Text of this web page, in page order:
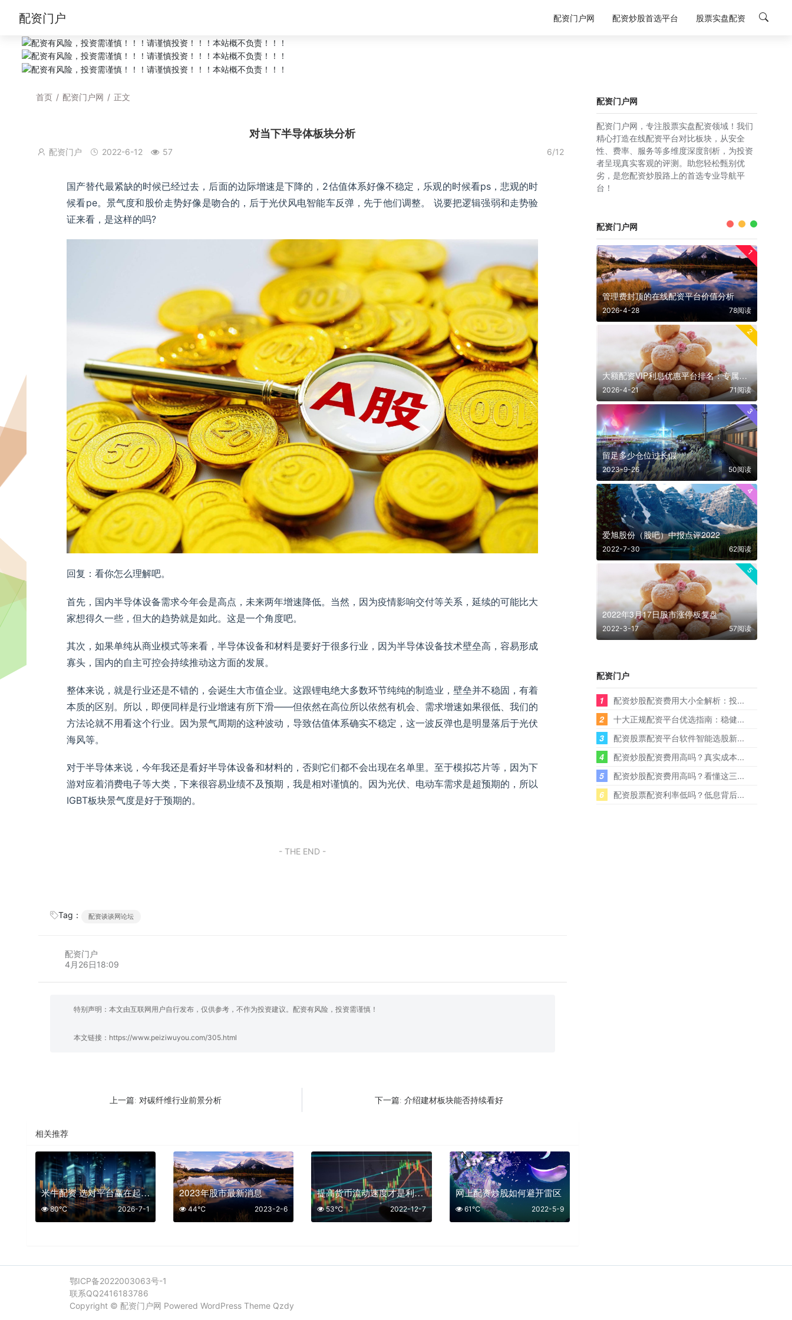
配资门户 配资门户网 配资炒股首选平台 股票实盘配资
首页 / 配资门户网 / 正文
对当下半导体板块分析
配资门户 2022-6-12 57 6/12
国产替代最紧缺的时候已经过去，后面的边际增速是下降的，2估值体系好像不稳定，乐观的时候看ps，悲观的时
候看pe。景气度和股价走势好像是吻合的，后于光伏风电智能车反弹，先于他们调整。 说要把逻辑强弱和走势验
证来看，是这样的吗?
回复：看你怎么理解吧。
首先，国内半导体设备需求今年会是高点，未来两年增速降低。当然，因为疫情影响交付等关系，延续的可能比大
家想得久一些，但大的趋势就是如此。这是一个角度吧。
其次，如果单纯从商业模式等来看，半导体设备和材料是要好于很多行业，因为半导体设备技术壁垒高，容易形成
寡头，国内的自主可控会持续推动这方面的发展。
整体来说，就是行业还是不错的，会诞生大市值企业。这跟锂电绝大多数环节纯纯的制造业，壁垒并不稳固，有着
本质的区别。所以，即便同样是行业增速有所下滑——但依然在高位所以依然有机会、需求增速如果很低、我们的
方法论就不用看这个行业。因为景气周期的这种波动，导致估值体系确实不稳定，这一波反弹也是明显落后于光伏
海风等。
对于半导体来说，今年我还是看好半导体设备和材料的，否则它们都不会出现在名单里。至于模拟芯片等，因为下
游对应着消费电子等大类，下来很容易业绩不及预期，我是相对谨慎的。因为光伏、电动车需求是超预期的，所以
IGBT板块景气度是好于预期的。
- THE END -
Tag： 配资谈谈网论坛
配资门户
4月26日18:09
特别声明：本文由互联网用户自行发布，仅供参考，不作为投资建议。配资有风险，投资需谨慎！
本文链接： https://www.peiziwuyou.com/305.html
上一篇: 对碳纤维行业前景分析 下一篇: 介绍建材板块能否持续看好
相关推荐
米牛配资 选对平台赢在起跑线
2026-7-1
80℃
2023年股市最新消息
2023-2-6
44℃
提高货币流动速度才是利好股市
2022-12-7
53℃
网上配资炒股如何避开雷区
2022-5-9
61℃
配资门户网
配资门户网，专注股票实盘配资领域！我们
精心打造在线配资平台对比板块，从安全
性、费率、服务等多维度深度剖析，为投资
者呈现真实客观的评测。助您轻松甄别优
劣，是您配资炒股路上的首选专业导航平
台！
配资门户网
1
管理费封顶的在线配资平台价值分析
2026-4-28 78阅读
2
大额配资VIP利息优惠平台排名：专属通道与深度折扣
2026-4-21 71阅读
3
​留足多少仓位过长假
2023-9-26 50阅读
4
爱旭股份（股吧）中报点评2022
2022-7-30 62阅读
5
2022年3月17日股市涨停板复盘
2022-3-17 57阅读
配资门户
1
配资炒股配资费用大小全解析：投...
2
十大正规配资平台优选指南：稳健...
3
配资股票配资平台软件智能选股新...
4
配资炒股配资费用高吗？真实成本...
5
配资炒股配资费用高吗？看懂这三...
6
配资股票配资利率低吗？低息背后...
鄂ICP备2022003063号-1
联系QQ2416183786
Copyright © 配资门户网 Powered WordPress Theme Qzdy